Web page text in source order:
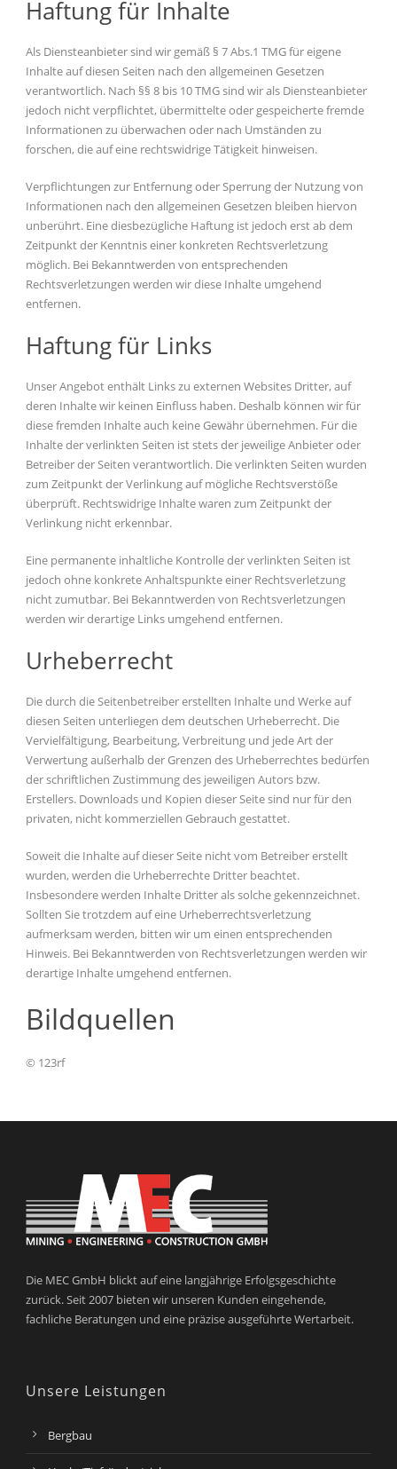
Haftung für Inhalte
Als Diensteanbieter sind wir gemäß § 7 Abs.1 TMG für eigene
Inhalte auf diesen Seiten nach den allgemeinen Gesetzen
verantwortlich. Nach §§ 8 bis 10 TMG sind wir als Diensteanbieter
jedoch nicht verpflichtet, übermittelte oder gespeicherte fremde
Informationen zu überwachen oder nach Umständen zu
forschen, die auf eine rechtswidrige Tätigkeit hinweisen.
Verpflichtungen zur Entfernung oder Sperrung der Nutzung von
Informationen nach den allgemeinen Gesetzen bleiben hiervon
unberührt. Eine diesbezügliche Haftung ist jedoch erst ab dem
Zeitpunkt der Kenntnis einer konkreten Rechtsverletzung
möglich. Bei Bekanntwerden von entsprechenden
Rechtsverletzungen werden wir diese Inhalte umgehend
entfernen.
Haftung für Links
Unser Angebot enthält Links zu externen Websites Dritter, auf
deren Inhalte wir keinen Einfluss haben. Deshalb können wir für
diese fremden Inhalte auch keine Gewähr übernehmen. Für die
Inhalte der verlinkten Seiten ist stets der jeweilige Anbieter oder
Betreiber der Seiten verantwortlich. Die verlinkten Seiten wurden
zum Zeitpunkt der Verlinkung auf mögliche Rechtsverstöße
überprüft. Rechtswidrige Inhalte waren zum Zeitpunkt der
Verlinkung nicht erkennbar.
Eine permanente inhaltliche Kontrolle der verlinkten Seiten ist
jedoch ohne konkrete Anhaltspunkte einer Rechtsverletzung
nicht zumutbar. Bei Bekanntwerden von Rechtsverletzungen
werden wir derartige Links umgehend entfernen.
Urheberrecht
Die durch die Seitenbetreiber erstellten Inhalte und Werke auf
diesen Seiten unterliegen dem deutschen Urheberrecht. Die
Vervielfältigung, Bearbeitung, Verbreitung und jede Art der
Verwertung außerhalb der Grenzen des Urheberrechtes bedürfen
der schriftlichen Zustimmung des jeweiligen Autors bzw.
Erstellers. Downloads und Kopien dieser Seite sind nur für den
privaten, nicht kommerziellen Gebrauch gestattet.
Soweit die Inhalte auf dieser Seite nicht vom Betreiber erstellt
wurden, werden die Urheberrechte Dritter beachtet.
Insbesondere werden Inhalte Dritter als solche gekennzeichnet.
Sollten Sie trotzdem auf eine Urheberrechtsverletzung
aufmerksam werden, bitten wir um einen entsprechenden
Hinweis. Bei Bekanntwerden von Rechtsverletzungen werden wir
derartige Inhalte umgehend entfernen.
Bildquellen
© 123rf
Die MEC GmbH blickt auf eine langjährige Erfolgsgeschichte
zurück. Seit 2007 bieten wir unseren Kunden eingehende,
fachliche Beratungen und eine präzise ausgeführte Wertarbeit.
Unsere Leistungen
Bergbau